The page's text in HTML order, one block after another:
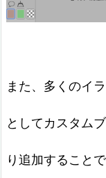
また、多くのイ
としてカスタム
り追加すること